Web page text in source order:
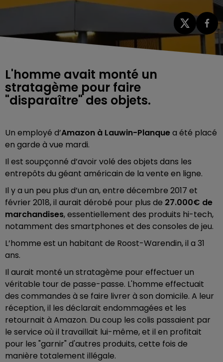
L'homme avait monté un
stratagème pour faire
"disparaître" des objets.
Un employé d’Amazon à Lauwin-Planquea été placé
en garde à vue mardi.
Il est soupçonné d’avoir volé des objets dans les
entrepôts du géant américain de la vente en ligne.
Il y a un peu plus d’un an, entre décembre 2017 et
février 2018, il aurait dérobé pour plus de 27.000€ de
marchandises, essentiellement des produits hi-tech,
notamment des smartphones et des consoles de jeu.
L’homme est un habitant de Roost-Warendin, il a 31
ans.
Il aurait monté un stratagème pour effectuer un
véritable tour de passe-passe. L'homme effectuait
des commandes à se faire livrer à son domicile. A leur
réception, il les déclarait endommagées et les
retournait à Amazon. Du coup les colis passaient par
le service où il travaillait lui-même, et il en profitait
pour les "garnir" d'autres produits, cette fois de
manière totalement illégale.